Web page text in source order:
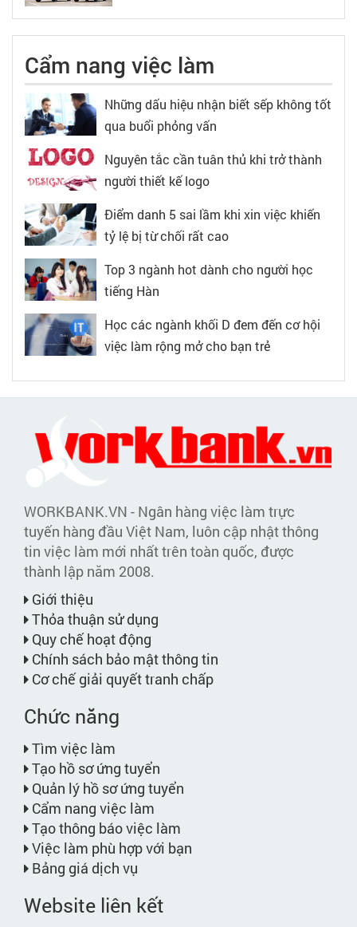
Cẩm nang việc làm
Những dấu hiệu nhận biết sếp không tốt
qua buổi phỏng vấn
Nguyên tắc cần tuân thủ khi trở thành
người thiết kế logo
Điểm danh 5 sai lầm khi xin việc khiến
tỷ lệ bị từ chối rất cao
Top 3 ngành hot dành cho người học
tiếng Hàn
Học các ngành khối D đem đến cơ hội
việc làm rộng mở cho bạn trẻ
WORKBANK.VN - Ngân hàng việc làm trực
tuyến hàng đầu Việt Nam, luôn cập nhật thông
tin việc làm mới nhất trên toàn quốc, được
thành lập năm 2008.
Giới thiệu
Thỏa thuận sử dụng
Quy chế hoạt động
Chính sách bảo mật thông tin
Cơ chế giải quyết tranh chấp
Chức năng
Tìm việc làm
Tạo hồ sơ ứng tuyển
Quản lý hồ sơ ứng tuyển
Cẩm nang việc làm
Tạo thông báo việc làm
Việc làm phù hợp với bạn
Bảng giá dịch vụ
Website liên kết